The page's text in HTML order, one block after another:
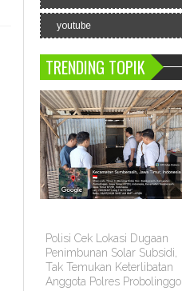
youtube
TRENDING TOPIK
Polisi Cek Lokasi Dugaan
Penimbunan Solar Subsidi,
Tak Temukan Keterlibatan
Anggota Polres Probolinggo